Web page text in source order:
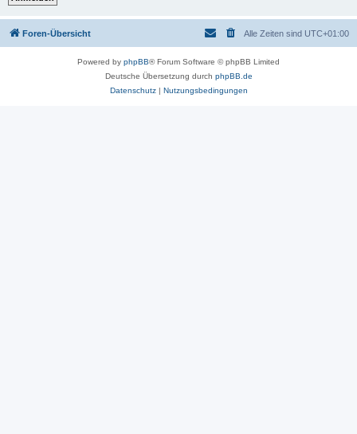
Foren-Übersicht Alle Zeiten sind UTC+01:00
Powered by phpBB® Forum Software © phpBB Limited
Deutsche Übersetzung durch phpBB.de
Datenschutz| Nutzungsbedingungen